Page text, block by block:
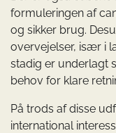
formuleringen af
og sikker brug.
overvejelser, især i
stadig er underlagt
behov for klare
På trods af disse
international